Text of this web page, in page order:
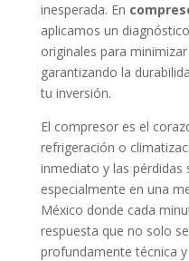
inesperada. En
aplicamos un
originales para
garantizando la
tu inversión.
El compresor es el
refrigeración o
inmediato y las pérdidas
especialmente en una
México donde cada
respuesta que no solo
profundamente técnica